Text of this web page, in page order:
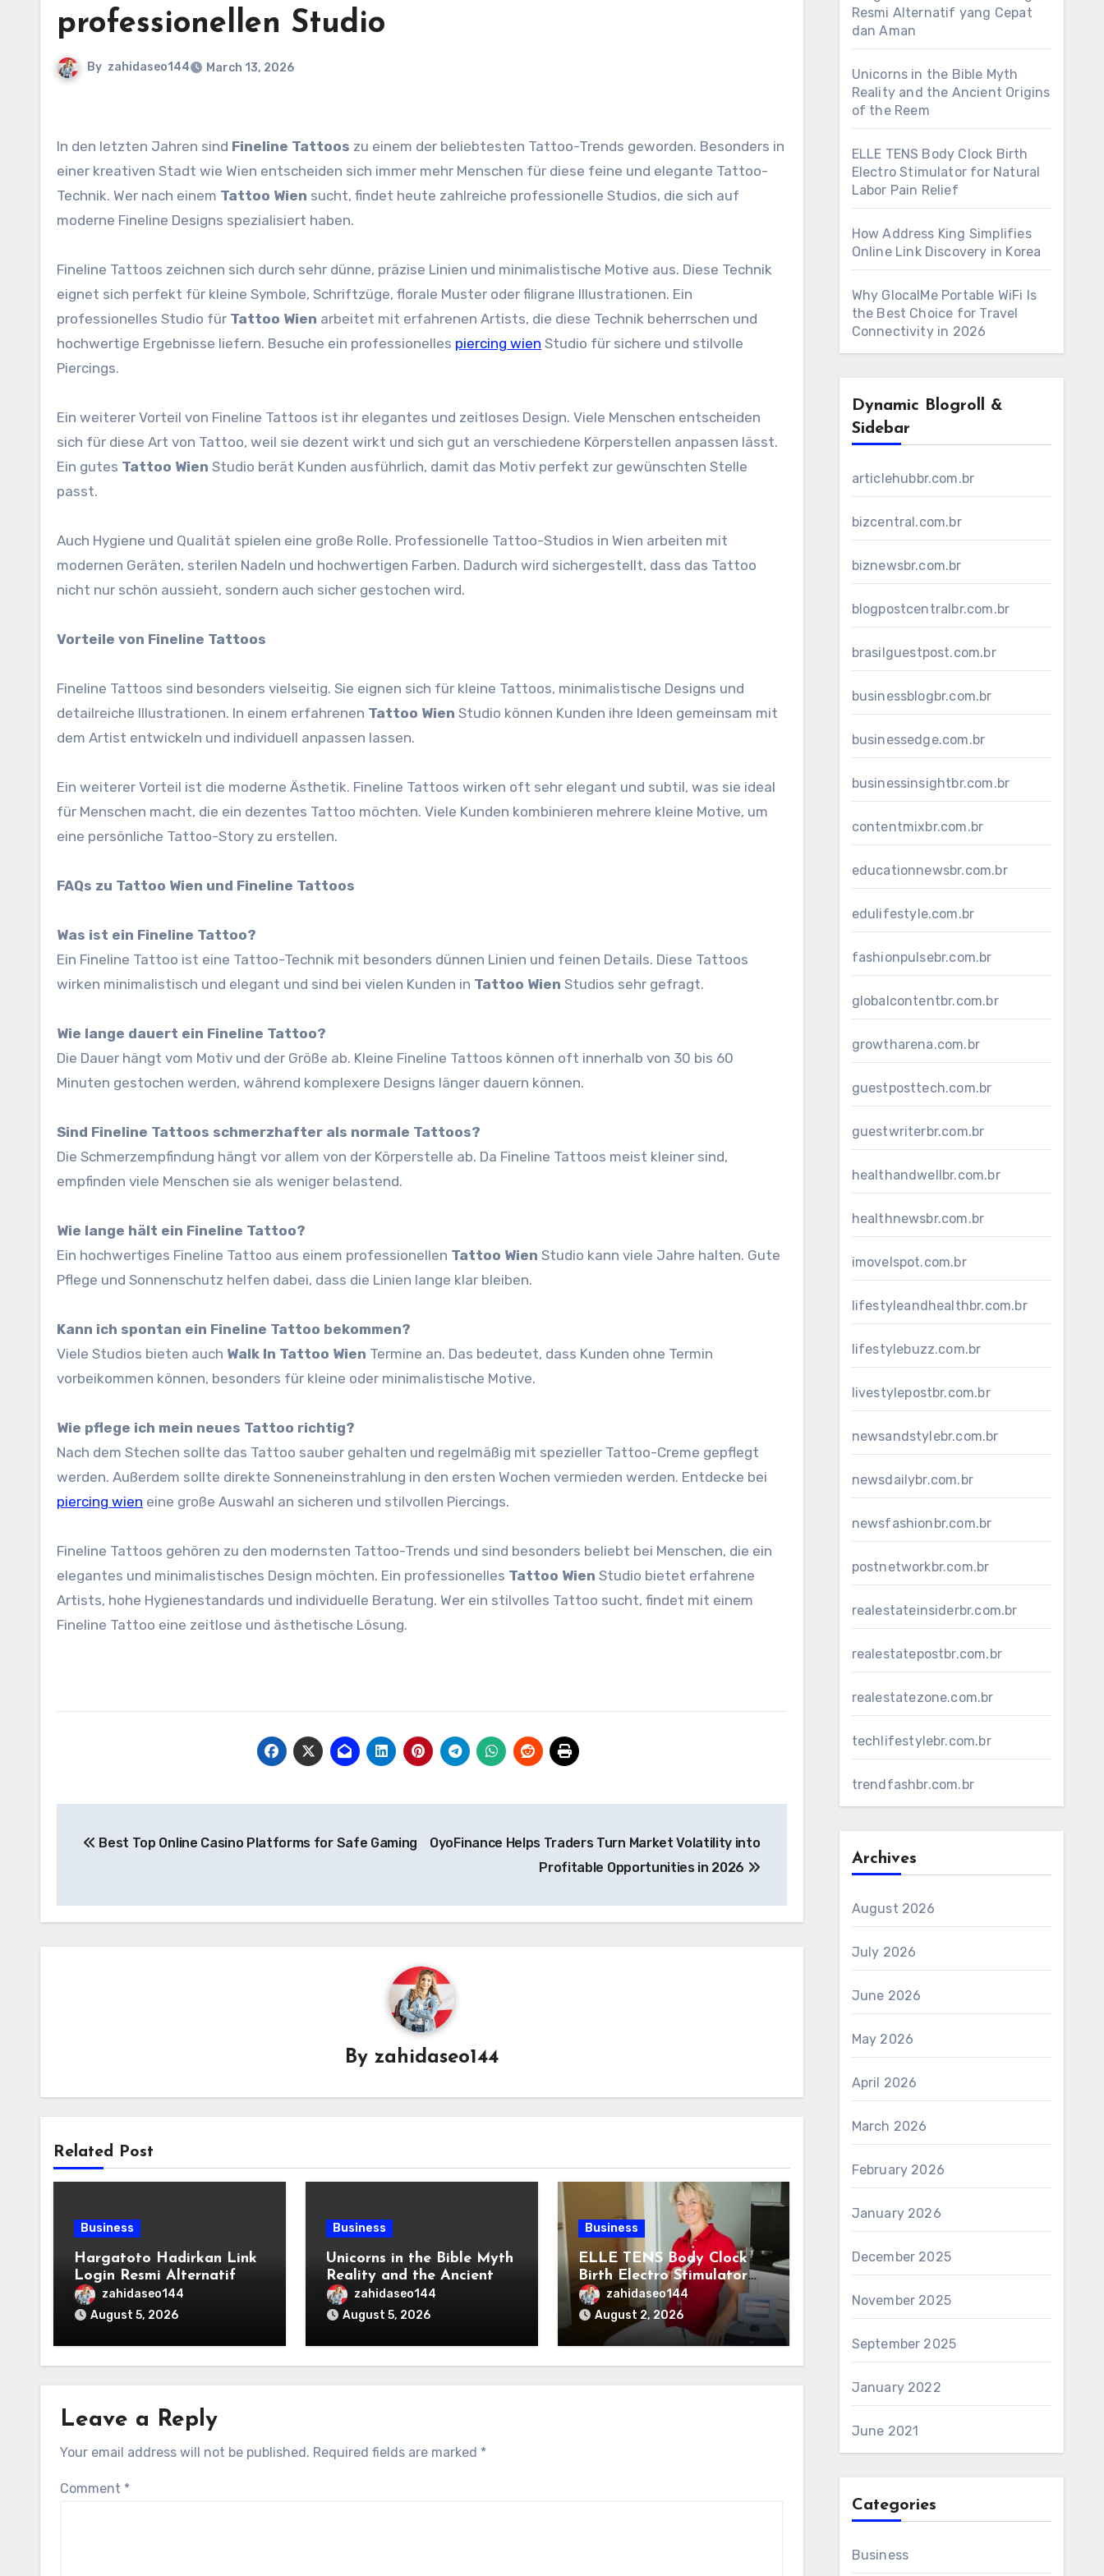
professionellen Studio
By zahidaseo144 March 13, 2026
In den letzten Jahren sind Fineline Tattoos zu einem der beliebtesten Tattoo-Trends geworden. Besonders in
einer kreativen Stadt wie Wien entscheiden sich immer mehr Menschen für diese feine und elegante Tattoo-
Technik. Wer nach einem Tattoo Wien sucht, findet heute zahlreiche professionelle Studios, die sich auf
moderne Fineline Designs spezialisiert haben.
Fineline Tattoos zeichnen sich durch sehr dünne, präzise Linien und minimalistische Motive aus. Diese Technik
eignet sich perfekt für kleine Symbole, Schriftzüge, florale Muster oder filigrane Illustrationen. Ein
professionelles Studio für Tattoo Wien arbeitet mit erfahrenen Artists, die diese Technik beherrschen und
hochwertige Ergebnisse liefern. Besuche ein professionelles piercing wien Studio für sichere und stilvolle
Piercings.
Ein weiterer Vorteil von Fineline Tattoos ist ihr elegantes und zeitloses Design. Viele Menschen entscheiden
sich für diese Art von Tattoo, weil sie dezent wirkt und sich gut an verschiedene Körperstellen anpassen lässt.
Ein gutes Tattoo Wien Studio berät Kunden ausführlich, damit das Motiv perfekt zur gewünschten Stelle
passt.
Auch Hygiene und Qualität spielen eine große Rolle. Professionelle Tattoo-Studios in Wien arbeiten mit
modernen Geräten, sterilen Nadeln und hochwertigen Farben. Dadurch wird sichergestellt, dass das Tattoo
nicht nur schön aussieht, sondern auch sicher gestochen wird.
Vorteile von Fineline Tattoos
Fineline Tattoos sind besonders vielseitig. Sie eignen sich für kleine Tattoos, minimalistische Designs und
detailreiche Illustrationen. In einem erfahrenen Tattoo Wien Studio können Kunden ihre Ideen gemeinsam mit
dem Artist entwickeln und individuell anpassen lassen.
Ein weiterer Vorteil ist die moderne Ästhetik. Fineline Tattoos wirken oft sehr elegant und subtil, was sie ideal
für Menschen macht, die ein dezentes Tattoo möchten. Viele Kunden kombinieren mehrere kleine Motive, um
eine persönliche Tattoo-Story zu erstellen.
FAQs zu Tattoo Wien und Fineline Tattoos
Was ist ein Fineline Tattoo?
Ein Fineline Tattoo ist eine Tattoo-Technik mit besonders dünnen Linien und feinen Details. Diese Tattoos
wirken minimalistisch und elegant und sind bei vielen Kunden in Tattoo Wien Studios sehr gefragt.
Wie lange dauert ein Fineline Tattoo?
Die Dauer hängt vom Motiv und der Größe ab. Kleine Fineline Tattoos können oft innerhalb von 30 bis 60
Minuten gestochen werden, während komplexere Designs länger dauern können.
Sind Fineline Tattoos schmerzhafter als normale Tattoos?
Die Schmerzempfindung hängt vor allem von der Körperstelle ab. Da Fineline Tattoos meist kleiner sind,
empfinden viele Menschen sie als weniger belastend.
Wie lange hält ein Fineline Tattoo?
Ein hochwertiges Fineline Tattoo aus einem professionellen Tattoo Wien Studio kann viele Jahre halten. Gute
Pflege und Sonnenschutz helfen dabei, dass die Linien lange klar bleiben.
Kann ich spontan ein Fineline Tattoo bekommen?
Viele Studios bieten auch Walk In Tattoo Wien Termine an. Das bedeutet, dass Kunden ohne Termin
vorbeikommen können, besonders für kleine oder minimalistische Motive.
Wie pflege ich mein neues Tattoo richtig?
Nach dem Stechen sollte das Tattoo sauber gehalten und regelmäßig mit spezieller Tattoo-Creme gepflegt
werden. Außerdem sollte direkte Sonneneinstrahlung in den ersten Wochen vermieden werden. Entdecke bei
piercing wien eine große Auswahl an sicheren und stilvollen Piercings.
Fineline Tattoos gehören zu den modernsten Tattoo-Trends und sind besonders beliebt bei Menschen, die ein
elegantes und minimalistisches Design möchten. Ein professionelles Tattoo Wien Studio bietet erfahrene
Artists, hohe Hygienestandards und individuelle Beratung. Wer ein stilvolles Tattoo sucht, findet mit einem
Fineline Tattoo eine zeitlose und ästhetische Lösung.
navigation
Best Top Online Casino Platforms for Safe Gaming
OyoFinance Helps Traders Turn Market Volatility into
Profitable Opportunities in 2026
By zahidaseo144
Related Post
Business
Hargatoto Hadirkan Link
Login Resmi Alternatif
yang Cepat dan Aman
zahidaseo144
August 5, 2026
Business
Unicorns in the Bible Myth
Reality and the Ancient
Origins of the Reem
zahidaseo144
August 5, 2026
Business
ELLE TENS Body Clock
Birth Electro Stimulator
for Natural Labor Pain
Relief
zahidaseo144
August 2, 2026
Leave a Reply
Your email address will not be published. Required fields are marked *
Comment *
Resmi Alternatif yang Cepat
dan Aman
Unicorns in the Bible Myth
Reality and the Ancient Origins
of the Reem
ELLE TENS Body Clock Birth
Electro Stimulator for Natural
Labor Pain Relief
How Address King Simplifies
Online Link Discovery in Korea
Why GlocalMe Portable WiFi Is
the Best Choice for Travel
Connectivity in 2026
Dynamic Blogroll &
Sidebar
articlehubbr.com.br
bizcentral.com.br
biznewsbr.com.br
blogpostcentralbr.com.br
brasilguestpost.com.br
businessblogbr.com.br
businessedge.com.br
businessinsightbr.com.br
contentmixbr.com.br
educationnewsbr.com.br
edulifestyle.com.br
fashionpulsebr.com.br
globalcontentbr.com.br
growtharena.com.br
guestposttech.com.br
guestwriterbr.com.br
healthandwellbr.com.br
healthnewsbr.com.br
imovelspot.com.br
lifestyleandhealthbr.com.br
lifestylebuzz.com.br
livestylepostbr.com.br
newsandstylebr.com.br
newsdailybr.com.br
newsfashionbr.com.br
postnetworkbr.com.br
realestateinsiderbr.com.br
realestatepostbr.com.br
realestatezone.com.br
techlifestylebr.com.br
trendfashbr.com.br
Archives
August 2026
July 2026
June 2026
May 2026
April 2026
March 2026
February 2026
January 2026
December 2025
November 2025
September 2025
January 2022
June 2021
Categories
Business